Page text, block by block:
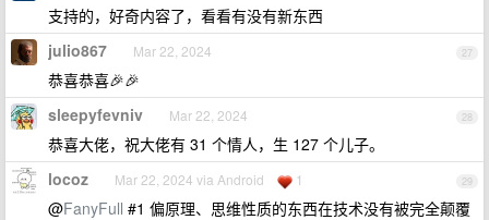
支持的，好奇内容了，看看有没有新东西
27
julio867 Mar 22, 2024
恭喜恭喜🎉🎉
28
sleepyfevniv Mar 22, 2024
恭喜大佬，祝大佬有 31 个情人，生 127 个儿子。
29
locoz Mar 22, 2024 via Android 1
@FanyFull #1 偏原理、思维性质的东西在技术没有被完全颠覆